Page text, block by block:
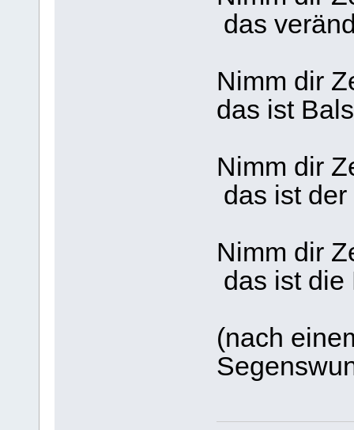
das
Nimm dir
das ist
Nimm dir
das ist
Nimm dir
das ist die
(nach